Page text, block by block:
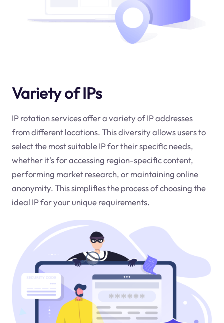
Variety of IPs
IP rotation services offer a variety of IP addresses
from different locations. This diversity allows users to
select the most suitable IP for their specific needs,
whether it's for accessing region-specific content,
performing market research, or maintaining online
anonymity. This simplifies the process of choosing the
ideal IP for your unique requirements.